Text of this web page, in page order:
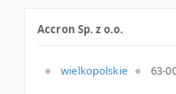
Accron Sp. z o.o.
wielkopolskie